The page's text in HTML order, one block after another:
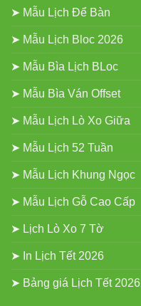
➤ Mẫu Lịch Để Bàn
➤ Mẫu Lịch Bloc 2026
➤ Mẫu Bìa Lịch BLoc
➤ Mẫu Bìa Ván Offset
➤ Mẫu Lịch Lò Xo Giữa
➤ Mẫu Lịch 52 Tuần
➤ Mẫu Lịch Khung Ngọc
➤ Mẫu Lịch Gỗ Cao Cấp
➤ Lịch Lò Xo 7 Tờ
➤ In Lịch Tết 2026
➤ Bảng giá Lịch Tết 2026